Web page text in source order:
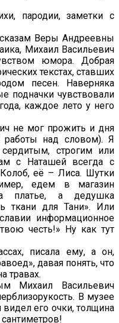
пародии, заметки с
Веры Андреевны
Михаил Васильевич
юмора. Добрая
текстах, ставших
песен. Наверняка
подначки чувствовали
каждое лето у него
не мог прожить и дня
над словом). Я
строгим или
с Наташей всегда с
её – Лиса. Шутки
едем в магазин
платье, а дедушка
ткани для Тани». Или
информационное
честь!» Ну как тут
писала ему, а он,
давая понять, что
травах.
Михаил Васильевич
В музее
видел его очки, толщина